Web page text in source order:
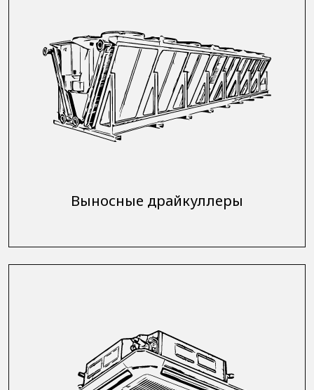
Выносные драйкуллеры